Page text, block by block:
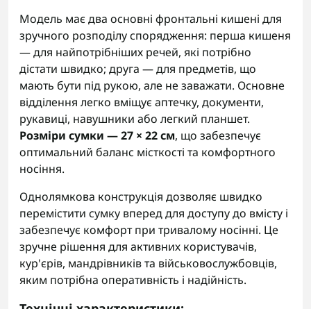
Модель має два основні фронтальні кишені для
зручного розподілу спорядження: перша кишеня
— для найпотрібніших речей, які потрібно
дістати швидко; друга — для предметів, що
мають бути під рукою, але не заважати. Основне
відділення легко вміщує аптечку, документи,
рукавиці, навушники або легкий планшет.
Розміри сумки — 27 × 22 см, що забезпечує
оптимальний баланс місткості та комфортного
носіння.
Однолямкова конструкція дозволяє швидко
перемістити сумку вперед для доступу до вмісту і
забезпечує комфорт при тривалому носінні. Це
зручне рішення для активних користувачів,
кур'єрів, мандрівників та військовослужбовців,
яким потрібна оперативність і надійність.